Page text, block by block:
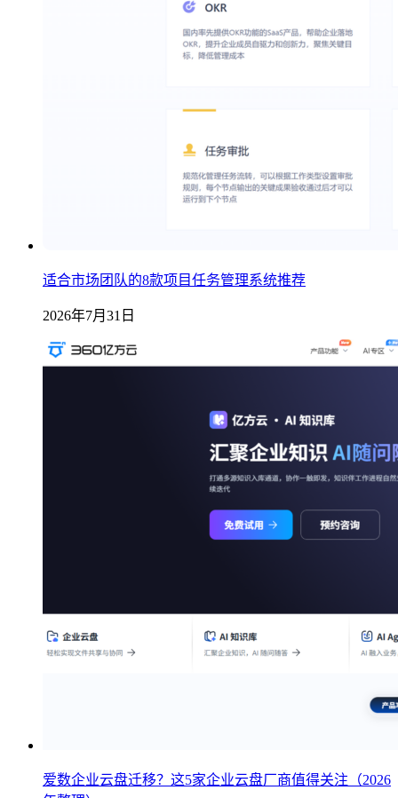
适合市场团队的8款项目任务管理系统推荐
2026年7月31日
爱数企业云盘迁移？这5家企业云盘厂商值得关注（2026